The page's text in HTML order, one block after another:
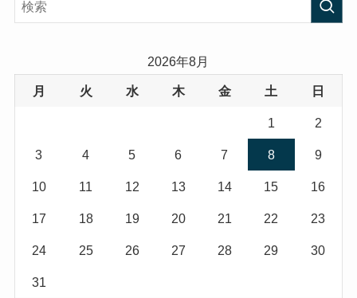
2026年8月
月 火 水 木 金 土 日
1 2
3 4 5 6 7 8 9
10 11 12 13 14 15 16
17 18 19 20 21 22 23
24 25 26 27 28 29 30
31